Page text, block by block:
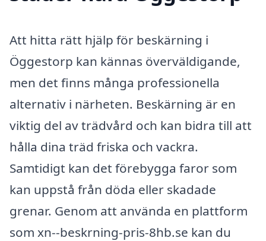
Att hitta rätt hjälp för beskärning i
Öggestorp kan kännas överväldigande,
men det finns många professionella
alternativ i närheten. Beskärning är en
viktig del av trädvård och kan bidra till att
hålla dina träd friska och vackra.
Samtidigt kan det förebygga faror som
kan uppstå från döda eller skadade
grenar. Genom att använda en plattform
som xn--beskrning-pris-8hb.se kan du